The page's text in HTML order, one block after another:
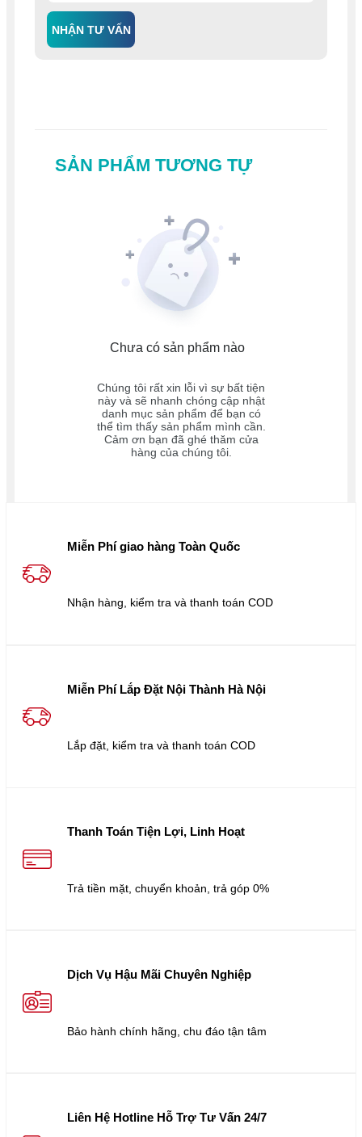
NHẬN TƯ VẤN
SẢN PHẨM TƯƠNG TỰ
Chưa có sản phẩm nào
Chúng tôi rất xin lỗi vì sự bất tiện
này và sẽ nhanh chóng cập nhật
danh mục sản phẩm để bạn có
thể tìm thấy sản phẩm mình cần.
Cảm ơn bạn đã ghé thăm cửa
hàng của chúng tôi.
Miễn Phí giao hàng Toàn Quốc
Nhận hàng, kiểm tra và thanh toán COD
Miễn Phí Lắp Đặt Nội Thành Hà Nội
Lắp đặt, kiểm tra và thanh toán COD
Thanh Toán Tiện Lợi, Linh Hoạt
Trả tiền mặt, chuyển khoản, trả góp 0%
Dịch Vụ Hậu Mãi Chuyên Nghiệp
Bảo hành chính hãng, chu đáo tận tâm
Liên Hệ Hotline Hỗ Trợ Tư Vấn 24/7